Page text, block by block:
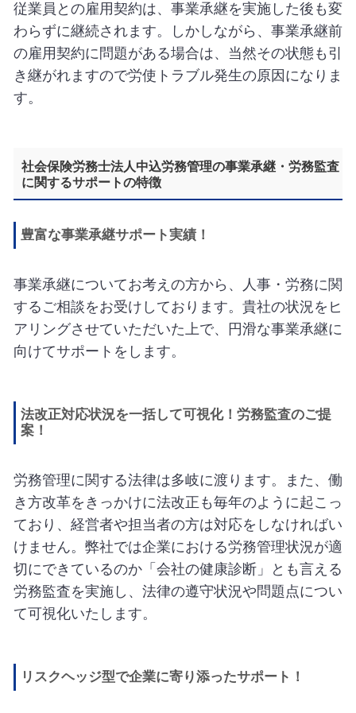
従業員との雇用契約は、事業承継を実施した後も変
わらずに継続されます。しかしながら、事業承継前
の雇用契約に問題がある場合は、当然その状態も引
き継がれますので労使トラブル発生の原因になりま
す。
社会保険労務士法人中込労務管理の事業承継・労務監査
に関するサポートの特徴
豊富な事業承継サポート実績！
事業承継についてお考えの方から、人事・労務に関
するご相談をお受けしております。貴社の状況をヒ
アリングさせていただいた上で、円滑な事業承継に
向けてサポートをします。
法改正対応状況を一括して可視化！労務監査のご提
案！
労務管理に関する法律は多岐に渡ります。また、働
き方改革をきっかけに法改正も毎年のように起こっ
ており、経営者や担当者の方は対応をしなければい
けません。弊社では企業における労務管理状況が適
切にできているのか「会社の健康診断」とも言える
労務監査を実施し、法律の遵守状況や問題点につい
て可視化いたします。
リスクヘッジ型で企業に寄り添ったサポート！